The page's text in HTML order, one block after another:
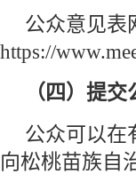
公众意见表
https://
（四）提
公众可以在
向松桃苗族自